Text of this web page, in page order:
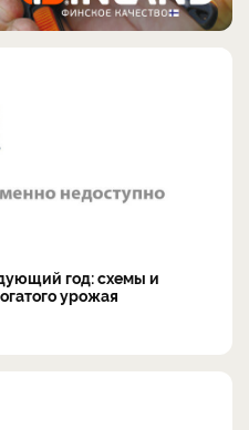
год: схемы и
урожая